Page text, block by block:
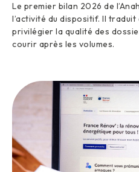
Le premier bilan 2026 de
l’activité du dispositif. Il traduit
privilégier la qualité des
courir après les volumes.